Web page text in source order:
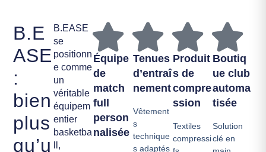
B.E
ASE
:
bien
plus
qu’u
B.EASE
se
positionn
e comme
un
véritable
équipem
entier
basketba
ll,
Équipe
de
match
full
person
nalisée
Tenues
d’entraî
nement
Vêtement
s
technique
s adaptés
Produit
s de
compre
ssion
Textiles
compressi
Boutiq
ue club
automa
tisée
Solution
clé en